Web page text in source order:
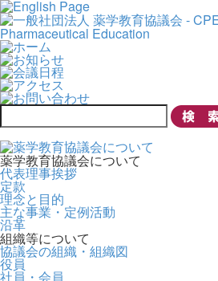
薬学教育協議会について
代表理事挨拶
定款
理念と目的
主な事業・定例活動
沿革
組織等について
協議会の組織・組織図
役員
社員・会員